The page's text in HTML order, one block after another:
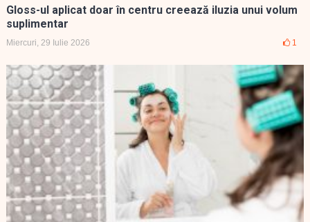
Gloss-ul aplicat doar în centru creează iluzia unui volum
suplimentar
Miercuri, 29 Iulie 2026 1